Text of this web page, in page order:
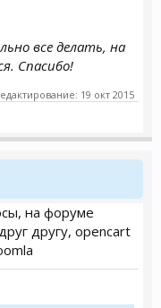
все делать, на
Спасибо!
19 окт 2015
на форуме
другу, opencart